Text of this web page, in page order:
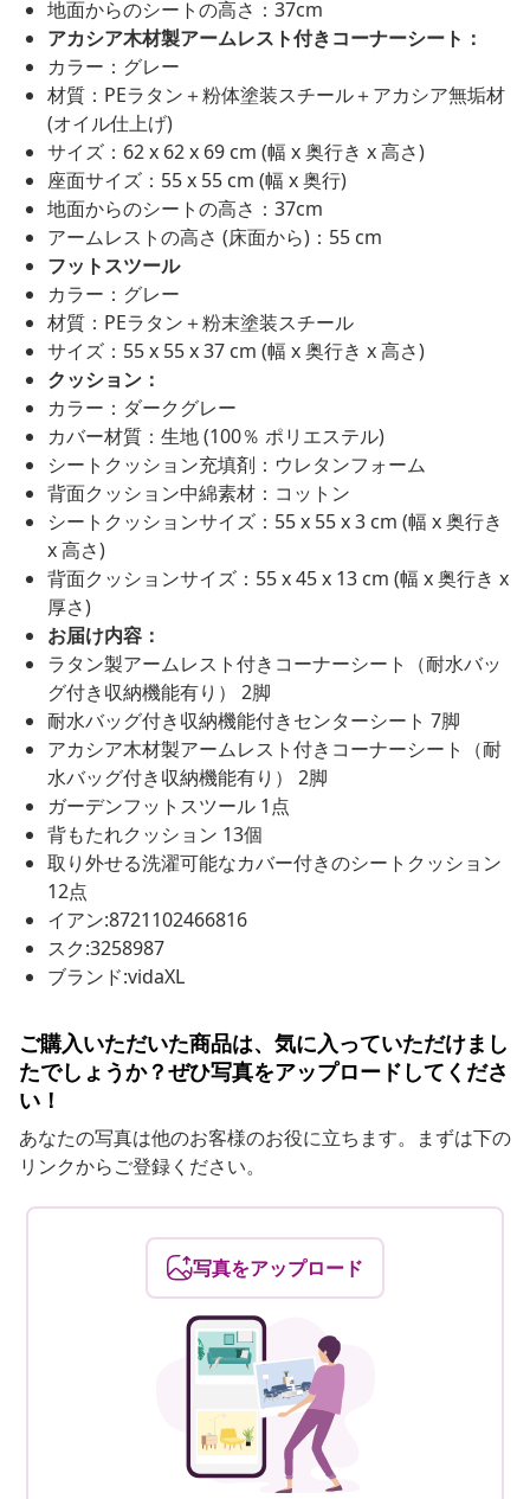
地面からのシートの高さ：37cm
アカシア木材製アームレスト付きコーナーシート：
カラー：グレー
材質：PEラタン＋粉体塗装スチール＋アカシア無垢材
(オイル仕上げ)
サイズ：62 x 62 x 69 cm (幅 x 奥行き x 高さ)
座面サイズ：55 x 55 cm (幅 x 奥行)
地面からのシートの高さ：37cm
アームレストの高さ (床面から)：55 cm
フットスツール
カラー：グレー
材質：PEラタン＋粉末塗装スチール
サイズ：55 x 55 x 37 cm (幅 x 奥行き x 高さ)
クッション：
カラー：ダークグレー
カバー材質：生地 (100％ ポリエステル)
シートクッション充填剤：ウレタンフォーム
背面クッション中綿素材：コットン
シートクッションサイズ：55 x 55 x 3 cm (幅 x 奥行き
x 高さ)
背面クッションサイズ：55 x 45 x 13 cm (幅 x 奥行き x
厚さ)
お届け内容：
ラタン製アームレスト付きコーナーシート（耐水バッ
グ付き収納機能有り） 2脚
耐水バッグ付き収納機能付きセンターシート 7脚
アカシア木材製アームレスト付きコーナーシート（耐
水バッグ付き収納機能有り） 2脚
ガーデンフットスツール 1点
背もたれクッション 13個
取り外せる洗濯可能なカバー付きのシートクッション
12点
イアン:8721102466816
スク:3258987
ブランド:vidaXL
ご購入いただいた商品は、気に入っていただけまし
たでしょうか？ぜひ写真をアップロードしてくださ
い！
あなたの写真は他のお客様のお役に立ちます。まずは下の
リンクからご登録ください。
写真をアップロード